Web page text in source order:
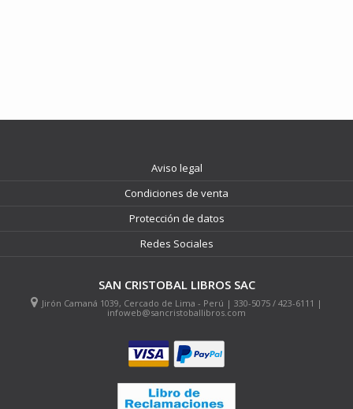
Aviso legal
Condiciones de venta
Protección de datos
Redes Sociales
SAN CRISTOBAL LIBROS SAC
Jirón Camaná 1039, Cercado de Lima - Perú | 330-5075 / 423-6111 |
infoweb@sancristoballibros.com